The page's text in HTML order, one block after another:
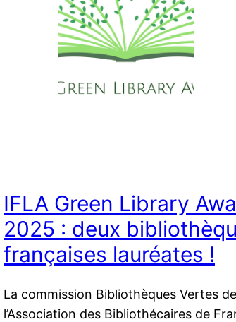
IFLA Green Library
2025 : deux
françaises lauréates !
La commission Bibliothèques Vertes de
l’Association des Bibliothécaires de